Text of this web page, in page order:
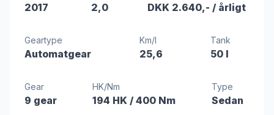
2017 2,0 DKK 2.640,-/ årligt
Geartype
Automatgear
Km/l
25,6
Tank
50 l
Gear
9 gear
HK/Nm
194 HK/ 400 Nm
Type
Sedan